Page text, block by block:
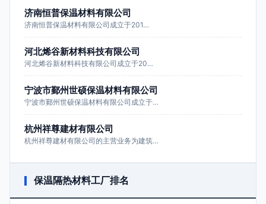
济南恒普保温材料有限公司
济南恒普保温材料有限公司成立于201…
河北烯谷新材料科技有限公司
河北烯谷新材料科技有限公司成立于20…
宁波市鄞州世硕保温材料有限公司
宁波市鄞州世硕保温材料有限公司成立于…
杭州祥尊建材有限公司
杭州祥尊建材有限公司的主营业务为建筑…
保温隔热材料工厂排名